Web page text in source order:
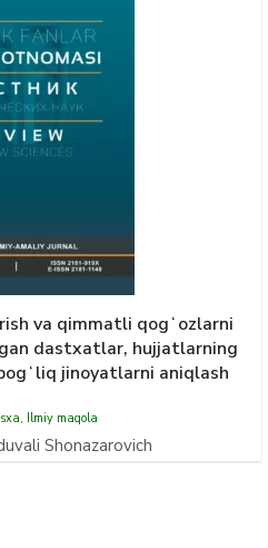
va qimmatli qogʻozlarni
dastxatlar, hujjatlarning
jinoyatlarni aniqlash
, Ilmiy maqola
Shonazarovich